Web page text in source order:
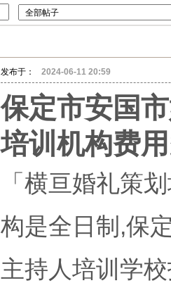
发布于： 2024-06-11 20:59
保定市安国
培训机构费
「横亘婚礼策
构是全日制,保
主持人培训学